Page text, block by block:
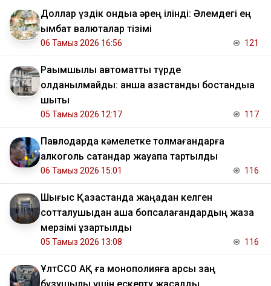
Доллар үздік ондыққа әрең ілінді: Әлемдегі ең
қымбат валюталар тізімі
06 Тамыз 2026 16:56 121
Рақымшылық автоматты түрде
қолданылмайды: қанша қазақстандық бостандыққа
шықты
05 Тамыз 2026 12:17 117
Павлодарда кәмелетке толмағандарға
алкоголь сатқандар жауапқа тартылды
06 Тамыз 2026 15:01 116
Шығыс Қазақстанда жаңадан келген
сотталушыдан ақша бопсалағандардың жаза
мерзімі ұзартылды
05 Тамыз 2026 13:08 116
ҰлтССО АҚ ға монополияға қарсы заң